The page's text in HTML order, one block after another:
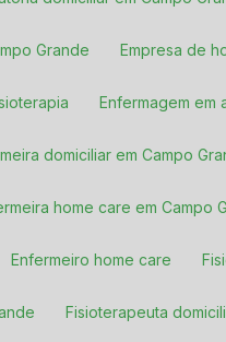
Grande Empresa de
Enfermagem
domiciliar em Campo
home care em Campo
Enfermeiro home care
Fisioterapeuta